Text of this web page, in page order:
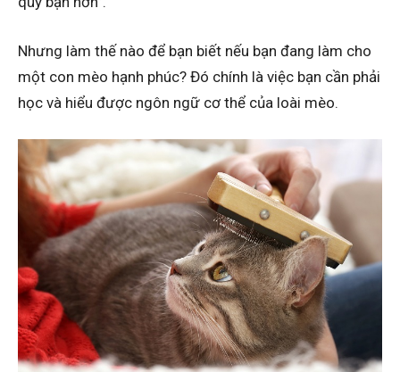
Nhưng làm thế nào để bạn biết nếu bạn đang làm cho
một con mèo hạnh phúc? Đó chính là việc bạn cần phải
học và hiểu được ngôn ngữ cơ thể của loài mèo.